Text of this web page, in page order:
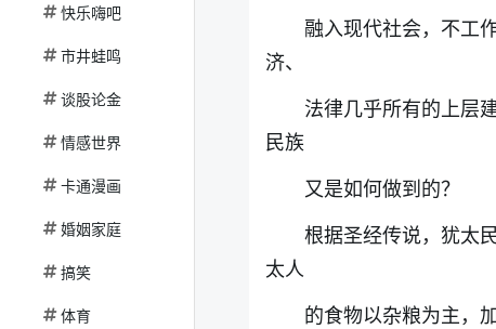
快乐嗨吧
市井蛙鸣
谈股论金
情感世界
卡通漫画
婚姻家庭
搞笑
体育
融入现代社会，不工
济、
法律几乎所有的上层
民族
又是如何做到的？
根据圣经传说，犹太
太人
的食物以杂粮为主，